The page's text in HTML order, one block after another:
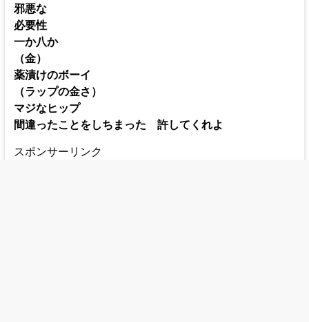
邪悪な
必要性
一か八か
（金）
薬漬けのボーイ
（ラップの金さ）
マジなヒップ
間違ったことをしちまった 許してくれよ
スポンサーリンク